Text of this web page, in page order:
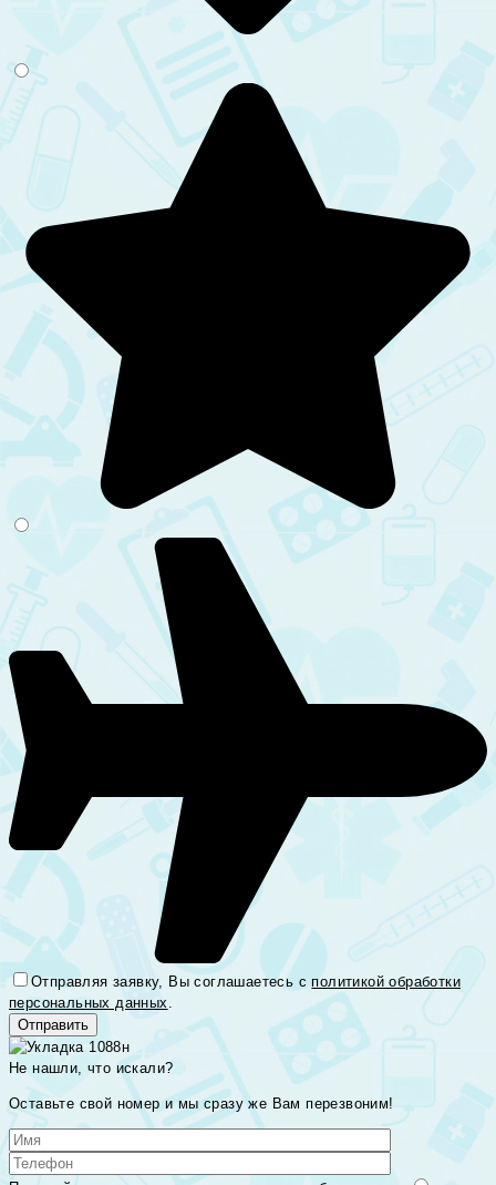
Отправляя заявку, Вы соглашаетесь сполитикой обработки
персональных данных.
Не нашли, что искали?
Оставьте свой номер и мы сразу же Вам перезвоним!